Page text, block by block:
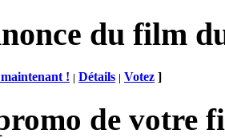
du film
! | Détails | Votez ]
de votre